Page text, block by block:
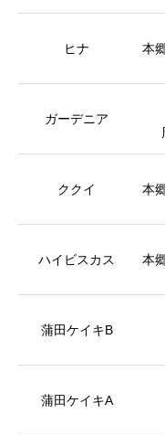
ヒナ 本
ガーデニア
ククイ 本
ハイビスカス 本
蒲田ケイキB
蒲田ケイキA